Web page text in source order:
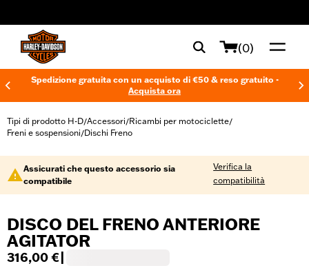
(0)
Spedizione gratuita con un acquisto di €50 & reso gratuito -
Acquista ora
Tipi di prodotto H-D/Accessori/Ricambi per motociclette/
Freni e sospensioni/Dischi Freno
Assicurati che questo accessorio sia
compatibile
Verifica la
compatibilità
DISCO DEL FRENO ANTERIORE
AGITATOR
316,00 €